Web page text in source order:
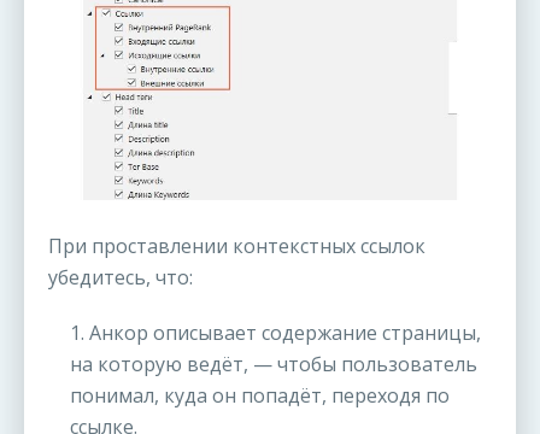
При проставлении контекстных ссылок
убедитесь, что:
1. Анкор описывает содержание страницы,
на которую ведёт, — чтобы пользователь
понимал, куда он попадёт, переходя по
ссылке.